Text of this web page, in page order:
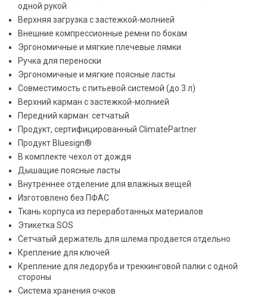
одной рукой
Верхняя загрузка с застежкой-молнией
Внешние компрессионные ремни по бокам
Эргономичные и мягкие плечевые лямки
Ручка для переноски
Эргономичные и мягкие поясные ласты
Совместимость с питьевой системой (до 3 л)
Верхний карман с застежкой-молнией
Передний карман: сетчатый
Продукт, сертифицированный ClimatePartner
Продукт Bluesign®
В комплекте чехол от дождя
Дышащие поясные ласты
Внутреннее отделение для влажных вещей
Изготовлено без ПФАС
Ткань корпуса из переработанных материалов
Этикетка SOS
Сетчатый держатель для шлема продается отдельно
Крепление для ключей
Крепление для ледоруба и треккинговой палки с одной
стороны
Система хранения очков